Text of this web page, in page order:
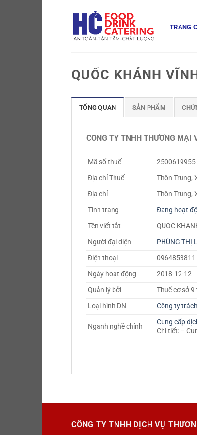
TRANG
QUỐC KHÁNH
TỔNG QUAN SẢN PHẨM
CÔNG TY TNHH THƯƠNG MẠI
Mã số thuế
2500619955
Địa chỉ Thuế
Thôn Trung,
Địa chỉ
Thôn Trung,
Tình trạng
Đang hoạt
Tên viết tắt
QUOC
Người đại diện
PHÙNG THỊ
Điện thoại
0964853811
Ngày hoạt động
2018-12-12
Quản lý bởi
Thuế cơ sở
Loại hình DN
Công ty
Ngành nghề chính
Cung cấp
Chi tiết: –
CÔNG TY TNHH DỊCH VỤ